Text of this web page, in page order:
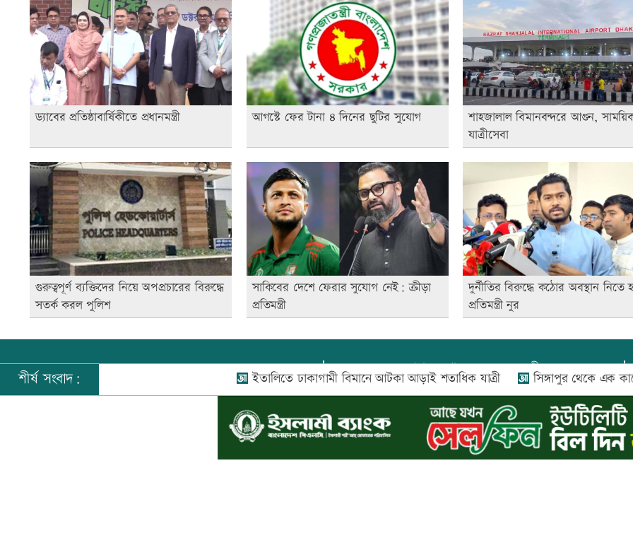
ড্যাবের প্রতিষ্ঠাবার্ষিকীতে প্রধানমন্ত্রী আগস্টে ফের টানা ৪ দিনের ছুটির সুযোগ
শাহজালাল বিমানবন্দরে আগুন,
যাত্রীসেবা
গুরুত্বপূর্ণ ব্যক্তিদের নিয়ে অপপ্রচারের বিরুদ্ধে
সতর্ক করল পুলিশ
সাকিবের দেশে ফেরার সুযোগ নেই: ক্রীড়া
প্রতিমন্ত্রী
দুর্নীতির বিরুদ্ধে কঠোর অবস্থান নিতে
প্রতিমন্ত্রী নুর
প্রধান সম্পাদক:আফজাল বারী
প্রোমিতা আফরিন কর্তৃক সম্পাদিত ও প্রকাশিত
সি-৫০১, ৬ষ্ঠতলা, আল রাজী কমপ্লেক্স, ১৬৬-১৬৭
শহীদ সৈয়দ নজরুল ইসলাম সরণি, পুরানা পল্টন, ঢাকা-১০০০
শীর্ষ সংবাদ: ইতালিতে ঢাকাগামী বিমানে আটকা আড়াই শতাধিক যাত্রী সিঙ্গাপুর থেকে এক কার্গো